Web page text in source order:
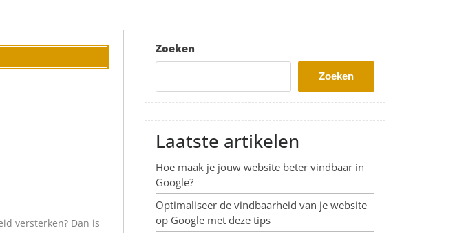
versterken? Dan is
Zoeken
Zoeken
Laatste artikelen
Hoe maak je jouw website beter vindbaar in
Google?
Optimaliseer de vindbaarheid van je website
op Google met deze tips